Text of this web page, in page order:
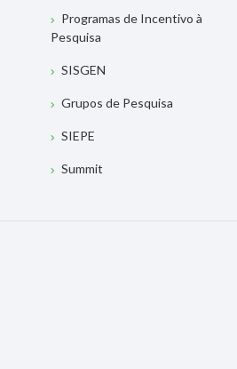
Programas de Incentivo à
Pesquisa
SISGEN
Grupos de Pesquisa
SIEPE
Summit